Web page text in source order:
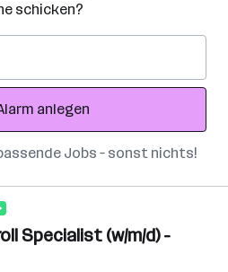
schicken?
anlegen
Jobs – sonst nichts!
Specialist (w/m/d) -